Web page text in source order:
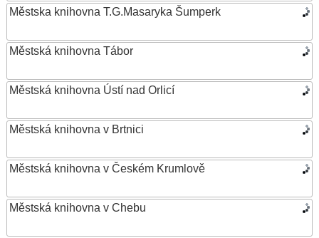
Městska knihovna T.G.Masaryka Šumperk
Městská knihovna Tábor
Městská knihovna Ústí nad Orlicí
Městská knihovna v Brtnici
Městská knihovna v Českém Krumlově
Městská knihovna v Chebu